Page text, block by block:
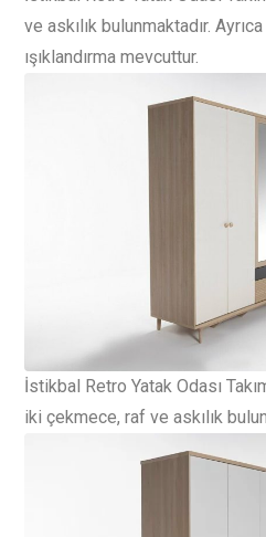
ve askılık bulunmaktadır.
ışıklandırma mevcuttur.
İstikbal Retro Yatak Odası
iki çekmece, raf ve askılık